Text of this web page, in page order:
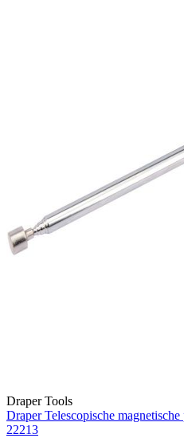
Draper Tools
Draper Telescopische
22213